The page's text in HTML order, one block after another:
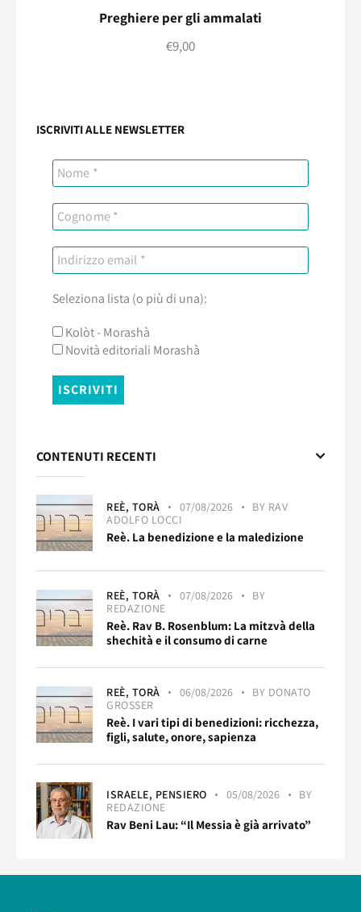
Preghiere per gli ammalati
€9,00
ISCRIVITI ALLE NEWSLETTER
Seleziona lista (o più di una):
Kolòt - Morashà
Novità editoriali Morashà
CONTENUTI RECENTI
REÈ, TORÀ 07/08/2026 BY RAV
ADOLFO LOCCI
Reè. La benedizione e la maledizione
REÈ, TORÀ 07/08/2026
BY
REDAZIONE
Reè. Rav B. Rosenblum: La mitzvà della
shechità e il consumo di carne
REÈ, TORÀ 06/08/2026 BY DONATO
GROSSER
Reè. I vari tipi di benedizioni: ricchezza,
figli, salute, onore, sapienza
ISRAELE, PENSIERO 05/08/2026
BY
REDAZIONE
Rav Beni Lau: “Il Messia è già arrivato”